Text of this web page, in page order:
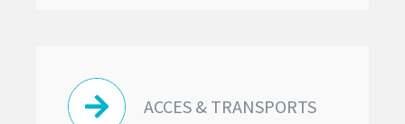
ACCES & TRANSPORTS